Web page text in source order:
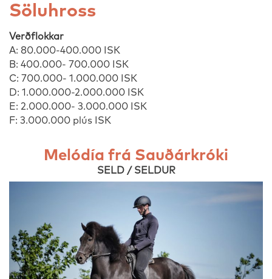
Söluhross
Verðflokkar
A: 80.000-400.000 ISK
B: 400.000- 700.000 ISK
C: 700.000- 1.000.000 ISK
D: 1.000.000-2.000.000 ISK
E: 2.000.000- 3.000.000 ISK
F: 3.000.000 plús ISK
Melódía frá Sauðárkróki
SELD / SELDUR